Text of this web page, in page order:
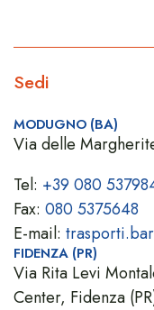
Sedi
MODUGNO (BA)
Via delle
Tel: +39 080
Fax: 080 5375648
E-mail:
FIDENZA (PR)
Via Rita Levi
Center, Fidenza